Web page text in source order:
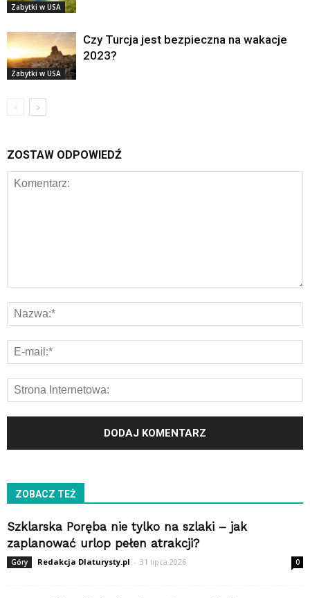
Zabytki w USA
Zabytki w USA
Czy Turcja jest bezpieczna na wakacje
2023?
ZOSTAW ODPOWIEDŹ
ZOBACZ TEŻ
Szklarska Poręba nie tylko na szlaki – jak
zaplanować urlop pełen atrakcji?
Góry Redakcja Dlaturysty.pl - 31 lipca 2026 0